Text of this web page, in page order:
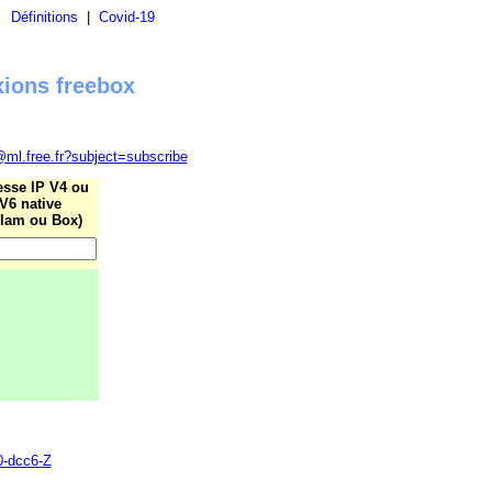
Définitions Covid-19
freebox
IP V4 ou
V6 native
ou Box)
dcc6-Z